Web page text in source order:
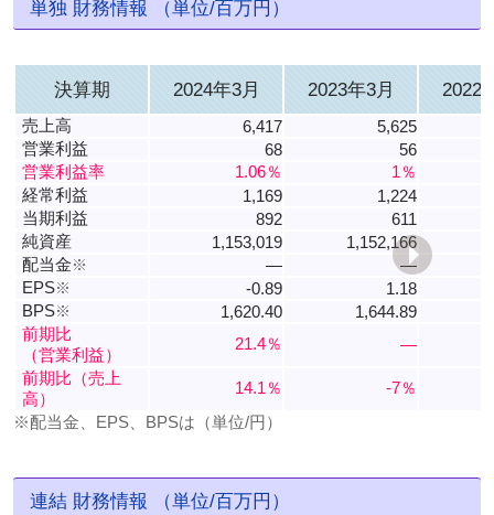
単独 財務情報 （単位/百万円）
決算期 2024年3月 2023年3月 2022
売上高 6,417
5,625
営業利益
68
56
営業利益率
1.06％
1％
経常利益
1,169
1,224
当期利益
892
611
純資産
1,153,019 1,152,166
配当金※ ―
―
EPS※ -0.89
1.18
BPS※ 1,620.40 1,644.89
前期比
（営業利益）
21.4％
―
前期比（売上
高）
14.1％
-7％
※配当金、EPS、BPSは（単位/円）
連結 財務情報 （単位/百万円）